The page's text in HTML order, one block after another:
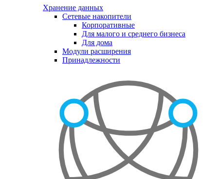
Хранение данных
Сетевые накопители
Корпоративные
Для малого и среднего бизнеса
Для дома
Модули расширения
Принадлежности